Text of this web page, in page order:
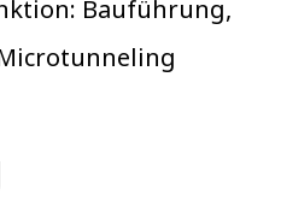
Bauführung,